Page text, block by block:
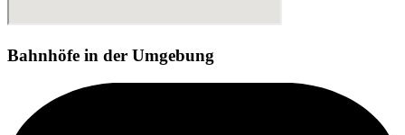
Bahnhöfe in der Umgebung